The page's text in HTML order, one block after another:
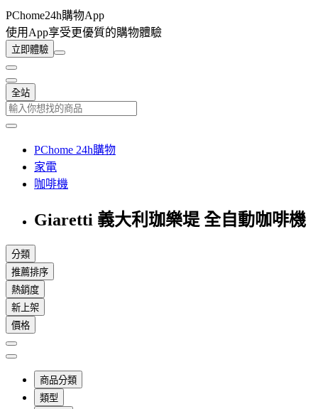
PChome24h購物App
使用App享受更優質的購物體驗
立即體驗
全站
PChome 24h購物
家電
咖啡機
Giaretti 義大利珈樂堤 全自動咖啡機
分類
推薦排序
熱銷度
新上架
價格
商品分類
類型